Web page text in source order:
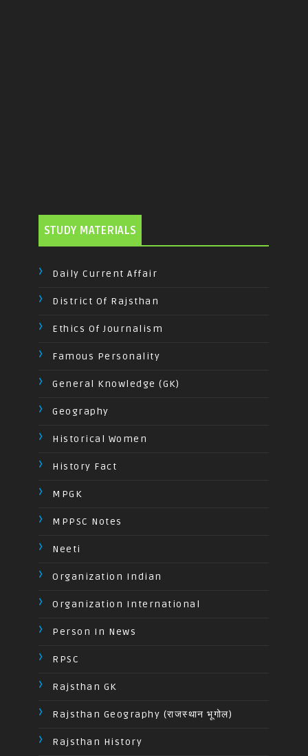
STUDY MATERIALS
Daily Current Affair
District Of Rajsthan
Ethics Of Journalism
Famous Personality
General Knowledge (GK)
Geography
Historical Women
History Fact
MPGK
MPPSC Notes
Neeti
Organization Indian
Organization International
Person In News
RPSC
Rajsthan GK
Rajsthan Geography (राजस्थान भूगोल)
Rajsthan History